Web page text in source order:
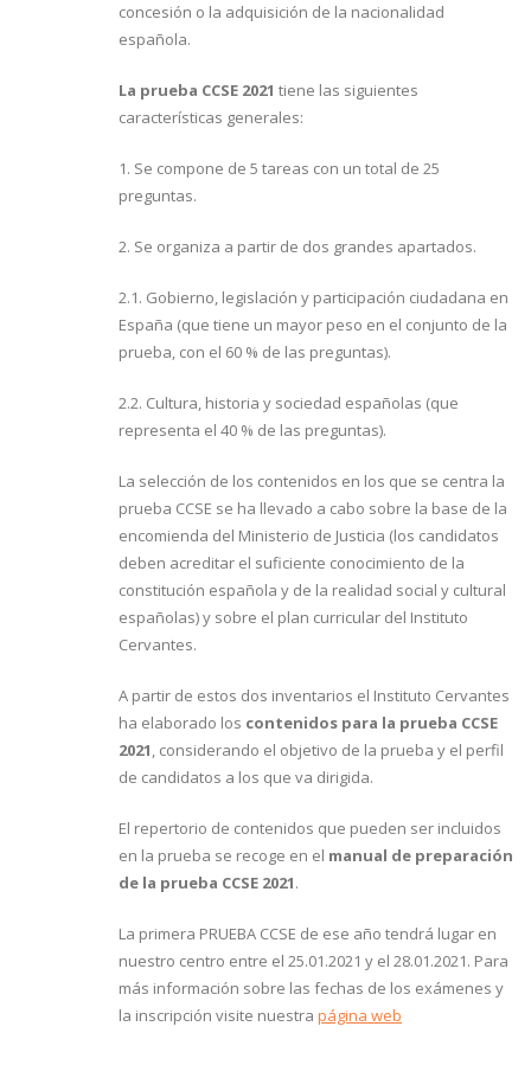
concesión o la adquisición de la nacionalidad
española.
La prueba CCSE 2021 tiene las siguientes
características generales:
1. Se compone de 5 tareas con un total de 25
preguntas.
2. Se organiza a partir de dos grandes apartados.
2.1. Gobierno, legislación y participación ciudadana en
España (que tiene un mayor peso en el conjunto de la
prueba, con el 60 % de las preguntas).
2.2. Cultura, historia y sociedad españolas (que
representa el 40 % de las preguntas).
La selección de los contenidos en los que se centra la
prueba CCSE se ha llevado a cabo sobre la base de la
encomienda del Ministerio de Justicia (los candidatos
deben acreditar el suficiente conocimiento de la
constitución española y de la realidad social y cultural
españolas) y sobre el plan curricular del Instituto
Cervantes.
A partir de estos dos inventarios el Instituto Cervantes
ha elaborado los contenidos para la prueba CCSE
2021, considerando el objetivo de la prueba y el perfil
de candidatos a los que va dirigida.
El repertorio de contenidos que pueden ser incluidos
en la prueba se recoge en el manual de preparación
de la prueba CCSE 2021.
La primera PRUEBA CCSE de ese año tendrá lugar en
nuestro centro entre el 25.01.2021 y el 28.01.2021. Para
más información sobre las fechas de los exámenes y
la inscripción visite nuestra página web